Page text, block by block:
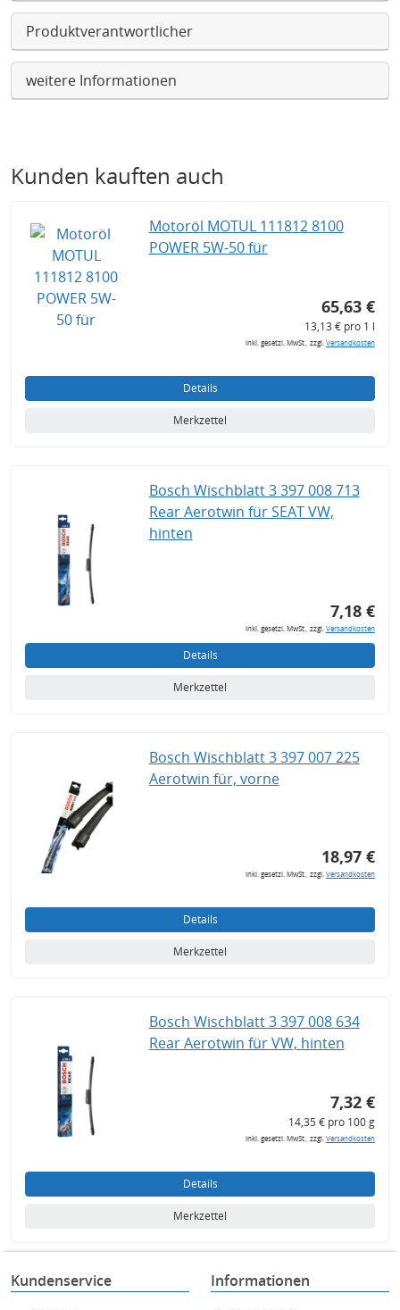
Produktverantwortlicher
weitere Informationen
Kunden kauften auch
Motoröl MOTUL 111812 8100
POWER 5W-50 für
65,63 €
13,13 € pro 1 l
inkl. gesetzl. MwSt., zzgl.Versandkosten
Details
Merkzettel
Bosch Wischblatt 3 397 008 713
Rear Aerotwin für SEAT VW,
hinten
7,18 €
inkl. gesetzl. MwSt., zzgl.Versandkosten
Details
Merkzettel
Bosch Wischblatt 3 397 007 225
Aerotwin für, vorne
18,97 €
inkl. gesetzl. MwSt., zzgl.Versandkosten
Details
Merkzettel
Bosch Wischblatt 3 397 008 634
Rear Aerotwin für VW, hinten
7,32 €
14,35 € pro 100 g
inkl. gesetzl. MwSt., zzgl.Versandkosten
Details
Merkzettel
Kundenservice Informationen